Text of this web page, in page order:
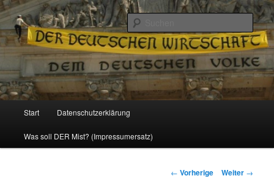
Reizzentrum
Politik, Wirtschaft, Soziales und Gesellschaft
Zum
Inhalt
Start Datenschutzerklärung
Was soll DER Mist? (Impressumersatz)
Beitrags-
← Vorherige Weiter →